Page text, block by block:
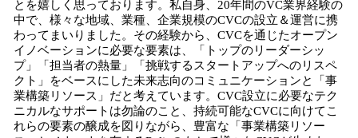
とを嬉しく思っております。私自身、20年間のVC業界経験の
中で、様々な地域、業種、企業規模のCVCの設立＆運営に携
わってまいりました。その経験から、CVCを通じたオープン
イノベーションに必要な要素は、「トップのリーダーシッ
プ」「担当者の熱量」「挑戦するスタートアップへのリスペ
クト」をベースにした未来志向のコミュニケーションと「事
業構築リソース」だと考えています。CVC設立に必要なテク
ニカルなサポートは勿論のこと、持続可能なCVCに向けてこ
れらの要素の醸成を図りながら、豊富な「事業構築リソー